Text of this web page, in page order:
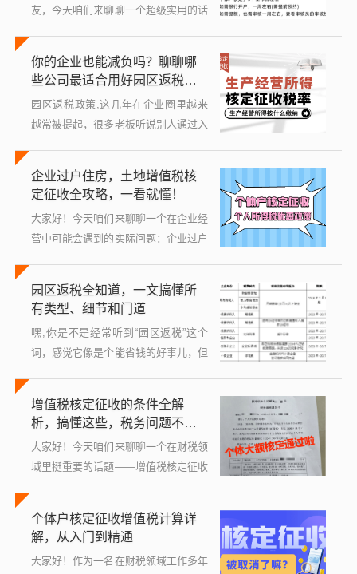
友，今天咱们来聊聊一个超级实用的话
人员可能觉得头大，感觉复杂又枯燥，
但别担...
你的企业也能减负吗？聊聊哪
些公司最适合用好园区返税政
策
园区返税政策,这几年在企业圈里越来
越常被提起，很多老板听说别人通过入
事？我的公司适合去申请吗？会不会很
麻烦...
企业过户住房，土地增值税核
定征收全攻略，一看就懂！
大家好！今天咱们来聊聊一个在企业经
营中可能会遇到的实际问题：企业过户
儿没那么复杂，只要理清思路，一步步
来，...
园区返税全知道，一文搞懂所
有类型、细节和门道
嘿,你是不是经常听到“园区返税”这个
词，感觉它像是个能省钱的好事儿，但
税到底是什么类型的，帮你把它掰开揉
碎了...
增值税核定征收的条件全解
析，搞懂这些，税务问题不再
头疼！
大家好！今天咱们来聊聊一个在财税领
域里挺重要的话题——增值税核定征收
急，我这就用大白话给你掰扯清楚，保
证让你...
个体户核定征收增值税计算详
解，从入门到精通
大家好！作为一名在财税领域工作多年